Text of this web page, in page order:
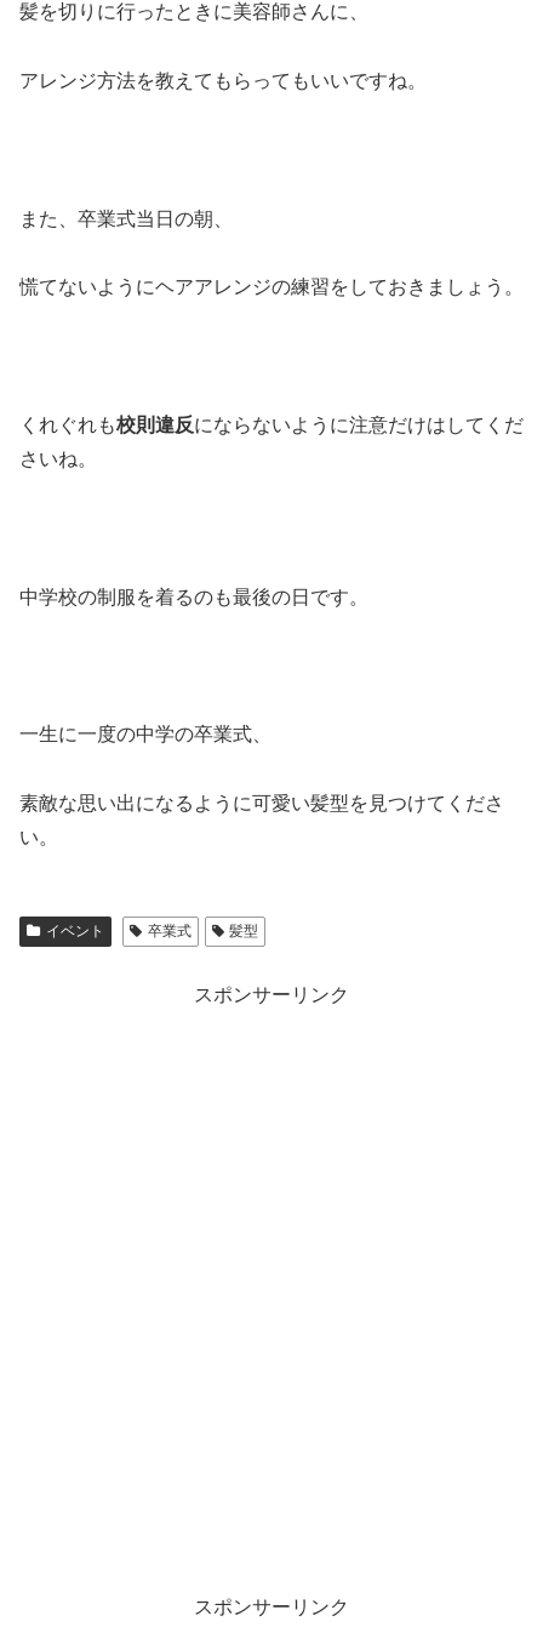
髪を切りに行ったときに美容師さんに、
アレンジ方法を教えてもらってもいいですね。
また、卒業式当日の朝、
慌てないようにヘアアレンジの練習をしておきましょう。
くれぐれも校則違反にならないように注意だけはしてくだ
さいね。
中学校の制服を着るのも最後の日です。
一生に一度の中学の卒業式、
素敵な思い出になるように可愛い髪型を見つけてくださ
い。
イベント 卒業式 髪型
スポンサーリンク
スポンサーリンク